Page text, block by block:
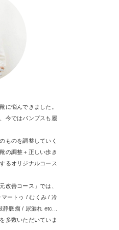
に悩んできました。
今ではパンプスも履
ものを調整していく
の調整＋正しい歩き
るオリジナルコース
改善コース」では、
ートゥ / むくみ / 冷
脈瘤 / 尿漏れ etc...
多数いただいていま